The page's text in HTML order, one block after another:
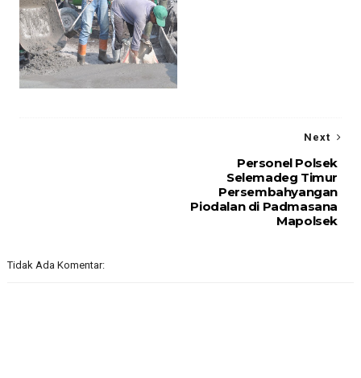
Next
Personel Polsek
Selemadeg Timur
Persembahyangan
Piodalan di Padmasana
Mapolsek
Tidak Ada Komentar: